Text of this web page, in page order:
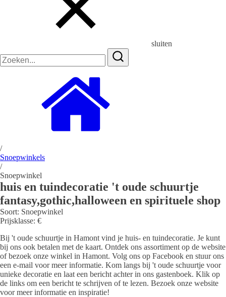
sluiten
naar:
/
Snoepwinkels
/
Snoepwinkel
huis en tuindecoratie 't oude schuurtje
fantasy,gothic,halloween en spirituele shop
Soort: Snoepwinkel
Prijsklasse: €
Bij 't oude schuurtje in Hamont vind je huis- en tuindecoratie. Je kunt
bij ons ook betalen met de kaart. Ontdek ons assortiment op de website
of bezoek onze winkel in Hamont. Volg ons op Facebook en stuur ons
een e-mail voor meer informatie. Kom langs bij 't oude schuurtje voor
unieke decoratie en laat een bericht achter in ons gastenboek. Klik op
de links om een bericht te schrijven of te lezen. Bezoek onze website
voor meer informatie en inspiratie!